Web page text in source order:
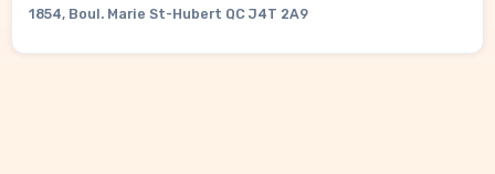
1854, Boul. Marie St-Hubert QC J4T 2A9